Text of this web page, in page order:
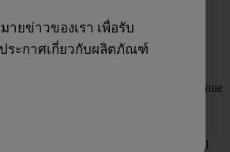
and reaching out to new potential
and demonstrations to help
and contribute to the company’s revenue
marketing team to support promotional
ายข่าวของเรา เพื่อรับ
ระกาศเกี่ยวกับผลิตภัณฑ์